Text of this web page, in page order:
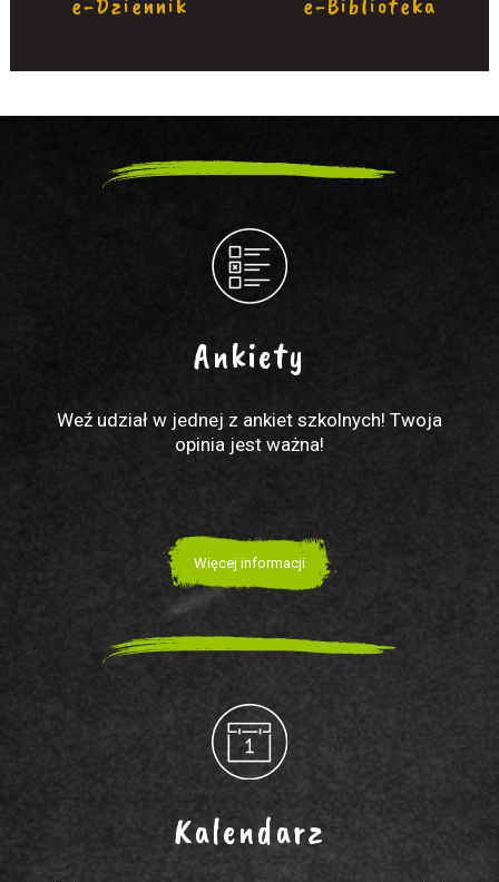
Ankiety
Weź udział w jednej z ankiet szkolnych! Twoja
opinia jest ważna!
Więcej informacji
Kalendarz